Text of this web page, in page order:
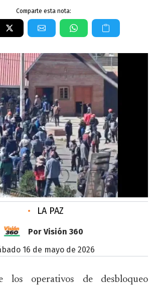
Comparte esta nota:
• LA PAZ
Por Visión 360
16 de mayo de 2026
los operativos de desbloqueo